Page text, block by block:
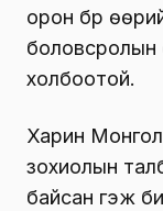
орон бүр
боловсролын
холбоотой.
Харин
зохиолын
байсан гэж би